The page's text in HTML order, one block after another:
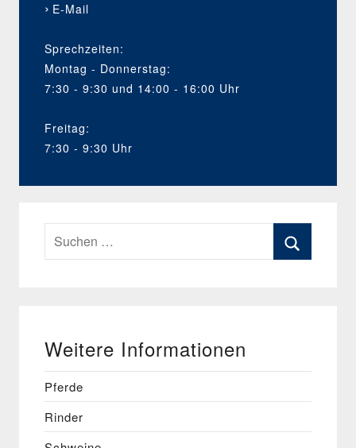
E-Mail
Sprechzeiten:
Montag - Donnerstag:
7:30 - 9:30 und 14:00 - 16:00 Uhr
Freitag:
7:30 - 9:30 Uhr
Weitere Informationen
Pferde
Rinder